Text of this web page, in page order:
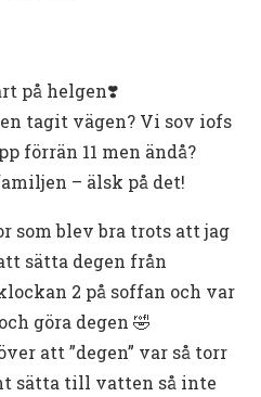
på helgen❣️
tagit vägen? Vi sov iofs
förrän 11 men ändå?
– älsk på det!
som blev bra trots att jag
sätta degen från
2 på soffan och var
göra degen 🤣
att ”degen” var så torr
sätta till vatten så inte